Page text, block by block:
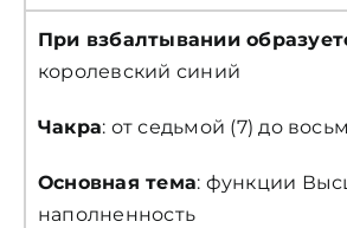
При взбалтывании
королевский синий
Чакра: от седьмой (7) до
Основная тема: функции
наполненность